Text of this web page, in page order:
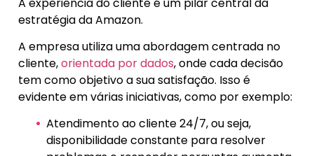
estratégia da Amazon.
A empresa utiliza uma abordagem centrada no
cliente,orientada por dados, onde cada decisão
tem como objetivo a sua satisfação. Isso é
evidente em várias iniciativas, como por exemplo:
Atendimento ao cliente 24/7, ou seja,
disponibilidade constante para resolver